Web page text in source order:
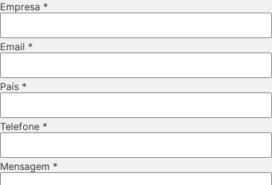
Empresa *
Email *
País *
Telefone *
Mensagem *